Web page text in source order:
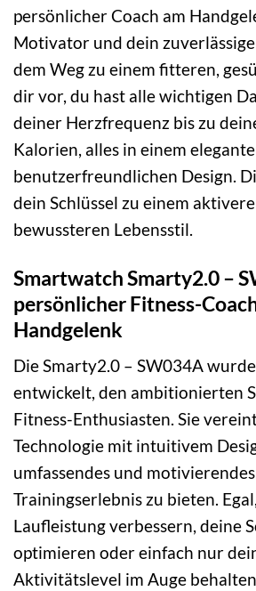
persönlicher Coach am
Motivator und dein
dem Weg zu einem fitteren,
dir vor, du hast alle wichtigen
deiner Herzfrequenz bis zu
Kalorien, alles in einem
benutzerfreundlichen Design.
dein Schlüssel zu einem
bewussteren Lebensstil.
Smartwatch Smarty2.0 –
persönlicher Fitness-
Handgelenk
Die Smarty2.0 – SW034A
entwickelt, den ambitionierten
Fitness-Enthusiasten. Sie
Technologie mit intuitivem
umfassendes und motivierendes
Trainingserlebnis zu bieten.
Laufleistung verbessern, deine
optimieren oder einfach nur
Aktivitätslevel im Auge